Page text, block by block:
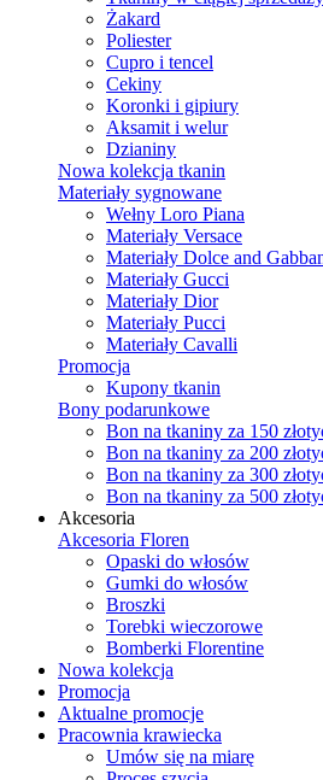
Żakard
Poliester
Cupro i tencel
Cekiny
Koronki i gipiury
Aksamit i welur
Dzianiny
Nowa kolekcja tkanin
Materiały sygnowane
Wełny Loro Piana
Materiały Versace
Materiały Dolce and
Materiały Gucci
Materiały Dior
Materiały Pucci
Materiały Cavalli
Promocja
Kupony tkanin
Bony podarunkowe
Bon na tkaniny za 150
Bon na tkaniny za 200
Bon na tkaniny za 300
Bon na tkaniny za 500
Akcesoria
Akcesoria Floren
Opaski do włosów
Gumki do włosów
Broszki
Torebki wieczorowe
Bomberki Florentine
Nowa kolekcja
Promocja
Aktualne promocje
Pracownia krawiecka
Umów się na miarę